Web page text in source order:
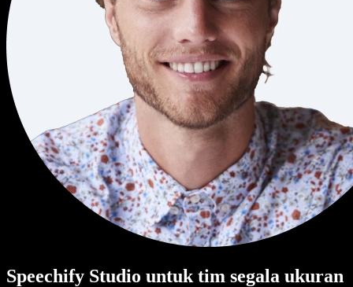
Speechify Studio untuk tim segala ukuran